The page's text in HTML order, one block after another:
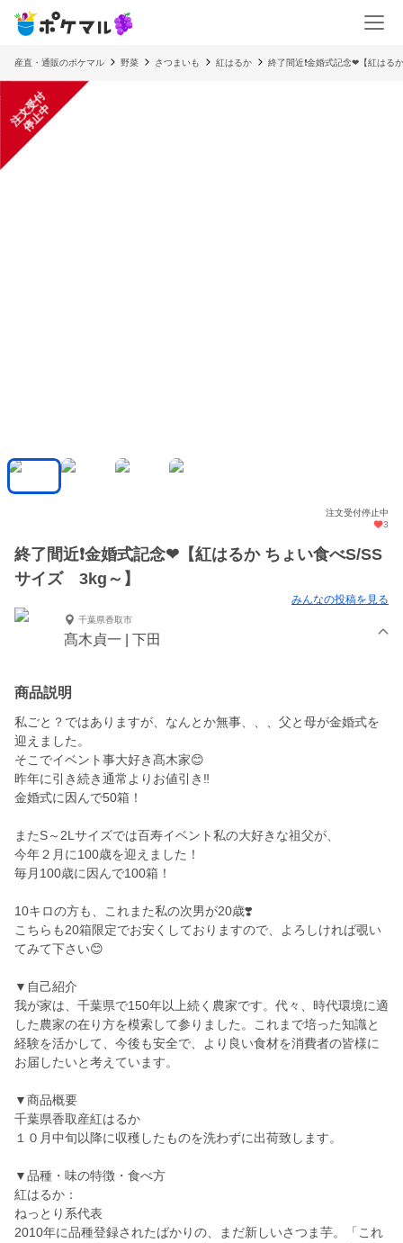
産直・通販のポケマル 野菜 さつまいも 紅はるか 終了間近❗️金婚式記念❤︎【紅は
注
文
受
付
停
止
中
注文受付停止中
3
終了間近❗️金婚式記念❤︎【紅はるか ちょい食べS/SS
サイズ 3kg～】
みんなの投稿を見る
千葉県香取市
髙木貞一 | 下田
商品説明
私ごと？ではありますが、なんとか無事、、、父と母が金婚式を
迎えました。
そこでイベント事大好き髙木家😊
昨年に引き続き通常よりお値引き‼️
金婚式に因んで50箱！
またS～2Lサイズでは百寿イベント私の大好きな祖父が、
今年２月に100歳を迎えました！
毎月100歳に因んで100箱！
10キロの方も、これまた私の次男が20歳❣️
こちらも20箱限定でお安くしておりますので、よろしければ覗い
てみて下さい😊
▼自己紹介
我が家は、千葉県で150年以上続く農家です。代々、時代環境に適
した農家の在り方を模索して参りました。これまで培った知識と
経験を活かして、今後も安全で、より良い食材を消費者の皆様に
お届したいと考えています。
▼商品概要
千葉県香取産紅はるか
１０月中旬以降に収穫したものを洗わずに出荷致します。
▼品種・味の特徴・食べ方
紅はるか：
ねっとり系代表
2010年に品種登録されたばかりの、まだ新しいさつま芋。「これ